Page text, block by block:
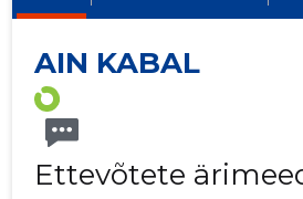
AIN KABAL
Ettevõtete